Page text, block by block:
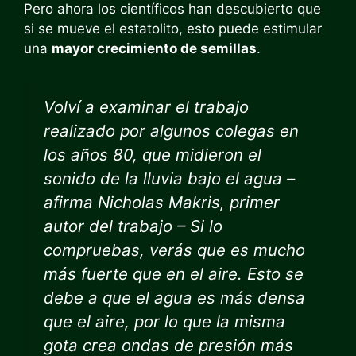
Pero ahora los científicos han descubierto que
si se mueve el estatolito, esto puede estimular
una mayor crecimiento de semillas.
Volví a examinar el trabajo
realizado por algunos colegas en
los años 80, que midieron el
sonido de la lluvia bajo el agua –
afirma Nicholas Makris, primer
autor del trabajo – Si lo
compruebas, verás que es mucho
más fuerte que en el aire. Esto se
debe a que el agua es más densa
que el aire, por lo que la misma
gota crea ondas de presión más